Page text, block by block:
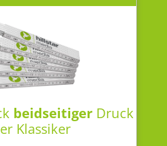
beidseitiger Druck
Klassiker